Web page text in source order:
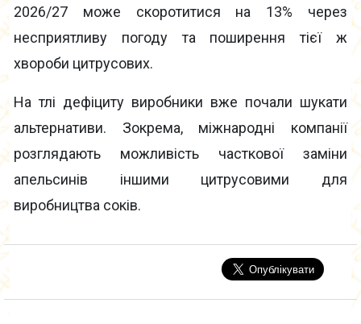
2026/27 може скоротитися на 13% через
несприятливу погоду та поширення тієї ж
хвороби цитрусових.
На тлі дефіциту виробники вже почали шукати
альтернативи. Зокрема, міжнародні компанії
розглядають можливість часткової заміни
апельсинів іншими цитрусовими для
виробництва соків.